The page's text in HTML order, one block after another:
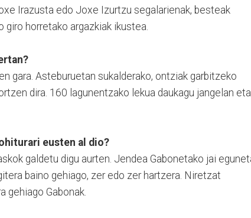
Irazusta edo Joxe Izurtzu segalarienak, besteak
horretako argazkiak ikustea.
gara. Asteburuetan sukalderako, ontziak garbitzeko
dira. 160 lagunentzako lekua daukagu jangelan eta
eusten al dio?
galdetu digu aurten. Jendea Gabonetako jai
baino gehiago, zer edo zer hartzera. Niretzat
gehiago Gabonak.